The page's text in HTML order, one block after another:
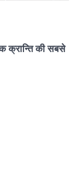
क्रान्ति की सबसे